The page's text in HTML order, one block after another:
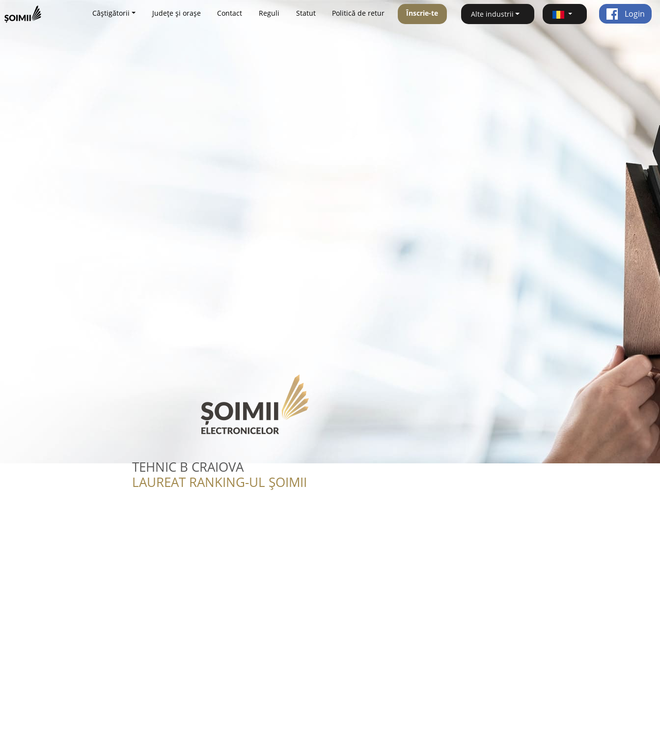
Câștigătorii Județe și orașe Contact Reguli Statut Politică de retur Înscrie-te Alte industrii Login
TEHNIC B CRAIOVA
LAUREAT RANKING-UL ȘOIMII